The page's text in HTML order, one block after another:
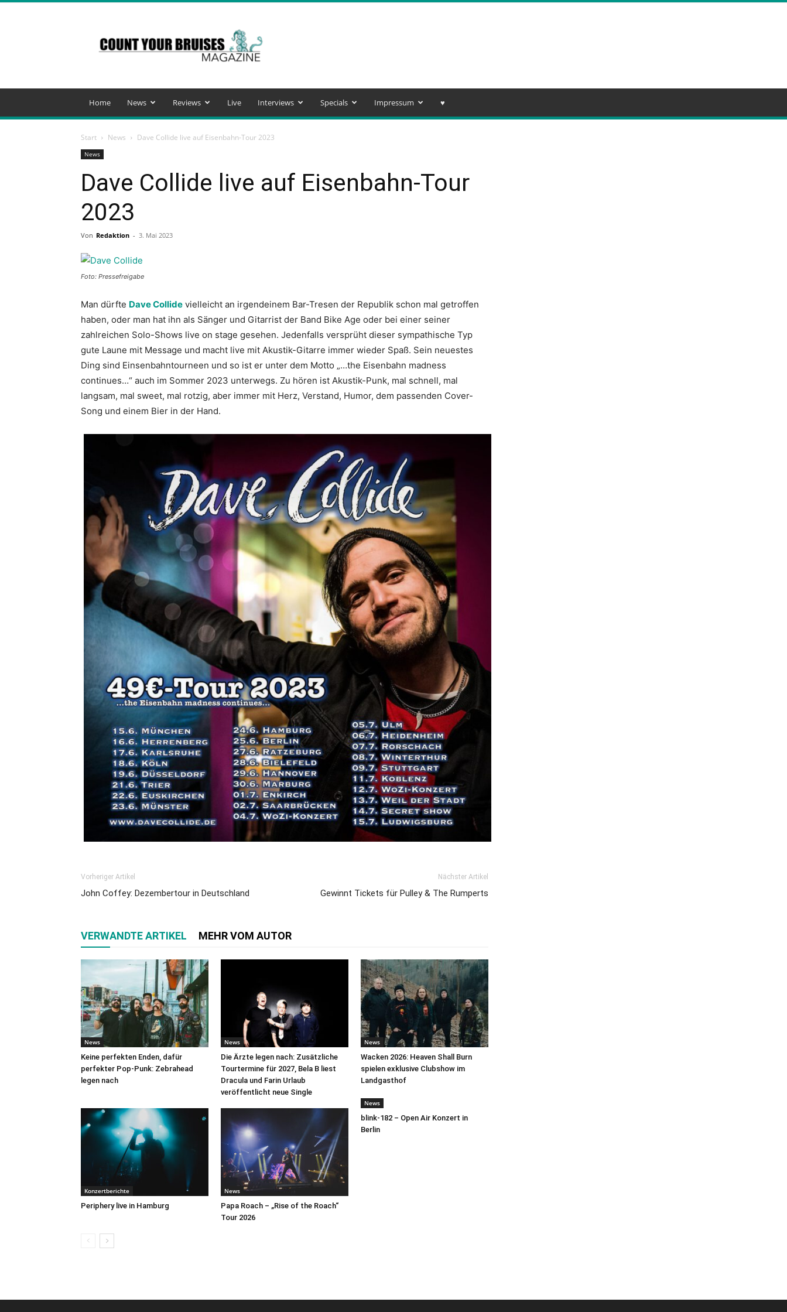
Your
Bruises
Magazine
Home News Reviews Live Interviews Specials Impressum ♥️
Start News Dave Collide live auf Eisenbahn-Tour 2023
News
Dave Collide live auf Eisenbahn-Tour
2023
Von Redaktion - 3. Mai 2023
Foto: Pressefreigabe
Man dürfte Dave Collide vielleicht an irgendeinem Bar-Tresen der Republik schon mal getroffen
haben, oder man hat ihn als Sänger und Gitarrist der Band Bike Age oder bei einer seiner
zahlreichen Solo-Shows live on stage gesehen. Jedenfalls versprüht dieser sympathische Typ
gute Laune mit Message und macht live mit Akustik-Gitarre immer wieder Spaß. Sein neuestes
Ding sind Einsenbahntourneen und so ist er unter dem Motto „…the Eisenbahn madness
continues…“ auch im Sommer 2023 unterwegs. Zu hören ist Akustik-Punk, mal schnell, mal
langsam, mal sweet, mal rotzig, aber immer mit Herz, Verstand, Humor, dem passenden Cover-
Song und einem Bier in der Hand.
Vorheriger Artikel
John Coffey: Dezembertour in Deutschland
Nächster Artikel
Gewinnt Tickets für Pulley & The Rumperts
VERWANDTE ARTIKEL MEHR VOM AUTOR
News
Keine perfekten Enden, dafür
perfekter Pop-Punk: Zebrahead
legen nach
News
Die Ärzte legen nach: Zusätzliche
Tourtermine für 2027, Bela B liest
Dracula und Farin Urlaub
veröffentlicht neue Single
News
Wacken 2026: Heaven Shall Burn
spielen exklusive Clubshow im
Landgasthof
Konzertberichte
Periphery live in Hamburg
News
Papa Roach – „Rise of the Roach“
Tour 2026
News
blink-182 – Open Air Konzert in
Berlin